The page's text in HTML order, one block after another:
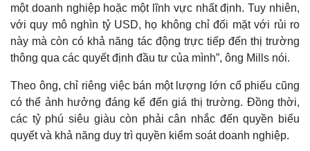
Kinh tế
Bất động sản
Khởi nghiệp
Thị trường
Giá vàng
Tiêu dùng
Tỷ giá
Giá cà phê
một doanh nghiệp hoặc một lĩnh vực nhất định. Tuy nhiên,
với quy mô nghìn tỷ USD, họ không chỉ đối mặt với rủi ro
này mà còn có khả năng tác động trực tiếp đến thị trường
thông qua các quyết định đầu tư của mình”, ông Mills nói.
Theo ông, chỉ riêng việc bán một lượng lớn cổ phiếu cũng
có thể ảnh hưởng đáng kể đến giá thị trường. Đồng thời,
các tỷ phú siêu giàu còn phải cân nhắc đến quyền biểu
quyết và khả năng duy trì quyền kiểm soát doanh nghiệp.